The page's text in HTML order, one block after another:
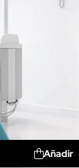
Añadir